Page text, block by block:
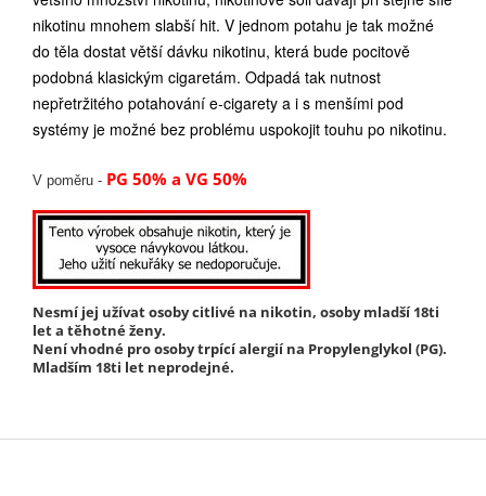
nikotinu mnohem slabší hit. V jednom potahu je tak možné
do těla dostat větší dávku nikotinu, která bude pocitově
podobná klasickým cigaretám. Odpadá tak nutnost
nepřetržitého potahování e-cigarety a i s menšími pod
systémy je možné bez problému uspokojit touhu po nikotinu.
V poměru - PG 50% a VG 50%
Nesmí jej užívat osoby citlivé na nikotin, osoby mladší 18ti
let a těhotné ženy.
Není vhodné pro osoby trpící alergií na Propylenglykol (PG).
Mladším 18ti let neprodejné.